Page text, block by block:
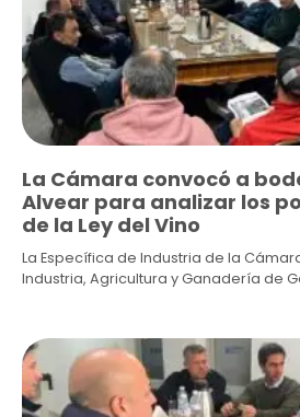
La Cámara convocó a
Alvear para analizar los
de la Ley del Vino
La Específica de Industria de la
Industria, Agricultura y Ganadería de